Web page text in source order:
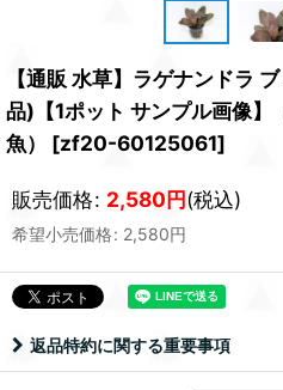
【通販 水草】ラゲナンドラ
品)【1ポット サンプル画像
魚）
[zf20-60125061]
販売価格: 2,580円(税込)
希望小売価格: 2,580円
返品特約に関する重要事項